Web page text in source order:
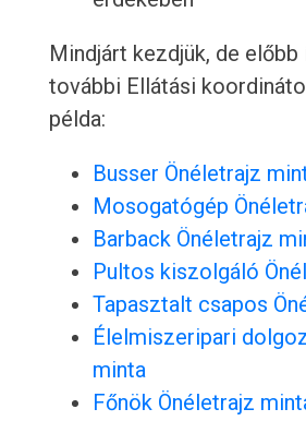
Mindjárt kezdjük, de előbb
további Ellátási
példa:
Busser Önéletrajz
Mosogatógép
Barback Önéletrajz
Pultos kiszolgáló
Tapasztalt csapos
Élelmiszeripari
minta
Főnök Önéletrajz